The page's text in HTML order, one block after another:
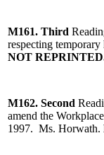
M161. Third
respecting temporary
NOT
M162. Second
amend the
1997. Ms. Horwath.